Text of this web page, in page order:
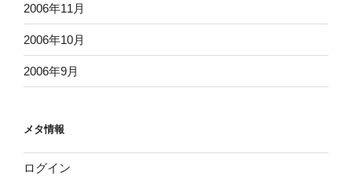
2006年11月
2006年10月
2006年9月
メタ情報
ログイン